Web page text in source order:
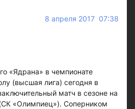
8 апреля 2017 07:38
«Ядрана» в чемпионате
(высшая лига) сегодня в
матч в сезоне на
«Олимпиец»). Соперником